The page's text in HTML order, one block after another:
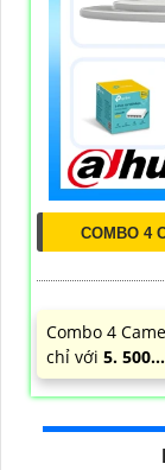
COMBO 4
Combo 4
chỉ với 5. 500...